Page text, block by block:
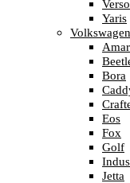
Verso
Yaris
Volkswagen
Bora
Eos
Fox
Golf
Jetta